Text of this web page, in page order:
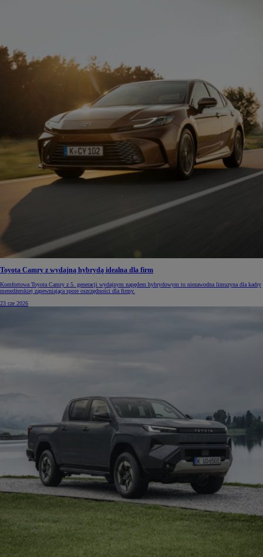
Toyota Camry z wydajną hybrydą idealna dla firm
Komfortowa Toyota Camry z 5. generacji wydajnym napędem hybrydowym to niezawodna limuzyna dla kadry
menedżerskiej zapewniająca spore oszczędności dla firmy.
23 cze 2026